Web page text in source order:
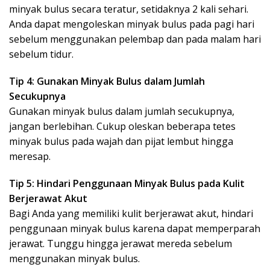
minyak bulus secara teratur, setidaknya 2 kali sehari.
Anda dapat mengoleskan minyak bulus pada pagi hari
sebelum menggunakan pelembap dan pada malam hari
sebelum tidur.
Tip 4: Gunakan Minyak Bulus dalam Jumlah
Secukupnya
Gunakan minyak bulus dalam jumlah secukupnya,
jangan berlebihan. Cukup oleskan beberapa tetes
minyak bulus pada wajah dan pijat lembut hingga
meresap.
Tip 5: Hindari Penggunaan Minyak Bulus pada Kulit
Berjerawat Akut
Bagi Anda yang memiliki kulit berjerawat akut, hindari
penggunaan minyak bulus karena dapat memperparah
jerawat. Tunggu hingga jerawat mereda sebelum
menggunakan minyak bulus.